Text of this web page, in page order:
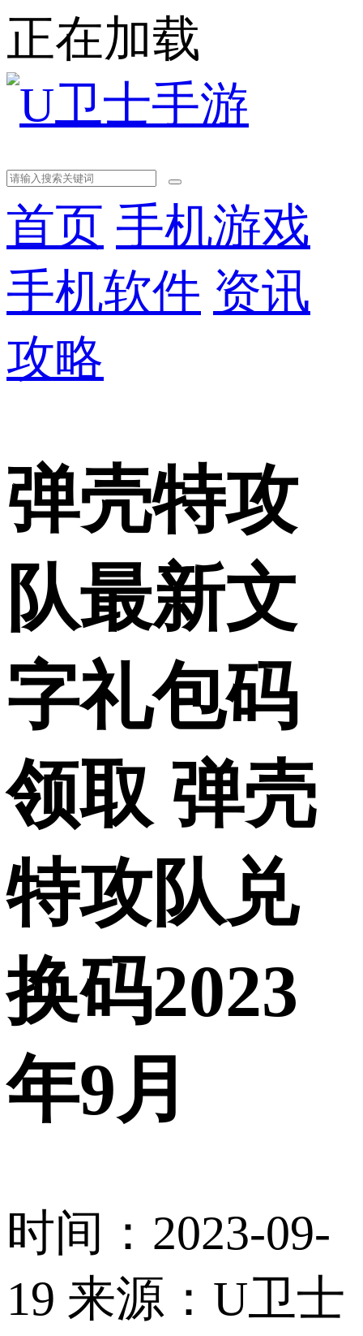
正在加载
首页 手机游戏
手机软件 资讯
攻略
弹壳特攻
队最新文
字礼包码
领取 弹壳
特攻队兑
换码2023
年9月
时间：2023-09-
19 来源：U卫士